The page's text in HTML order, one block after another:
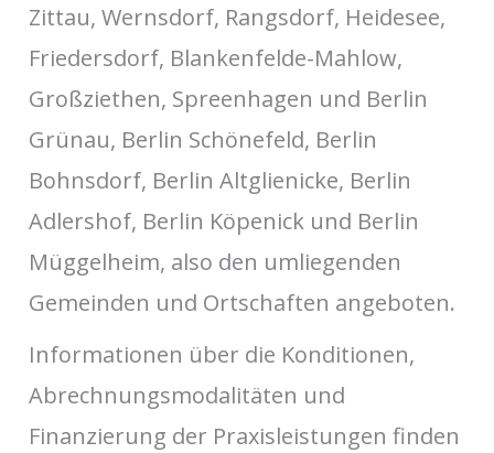
Zittau, Wernsdorf, Rangsdorf, Heidesee,
Friedersdorf, Blankenfelde-Mahlow,
Großziethen, Spreenhagen und Berlin
Grünau, Berlin Schönefeld, Berlin
Bohnsdorf, Berlin Altglienicke, Berlin
Adlershof, Berlin Köpenick und Berlin
Müggelheim, also den umliegenden
Gemeinden und Ortschaften angeboten.
Informationen über die Konditionen,
Abrechnungsmodalitäten und
Finanzierung der Praxisleistungen finden